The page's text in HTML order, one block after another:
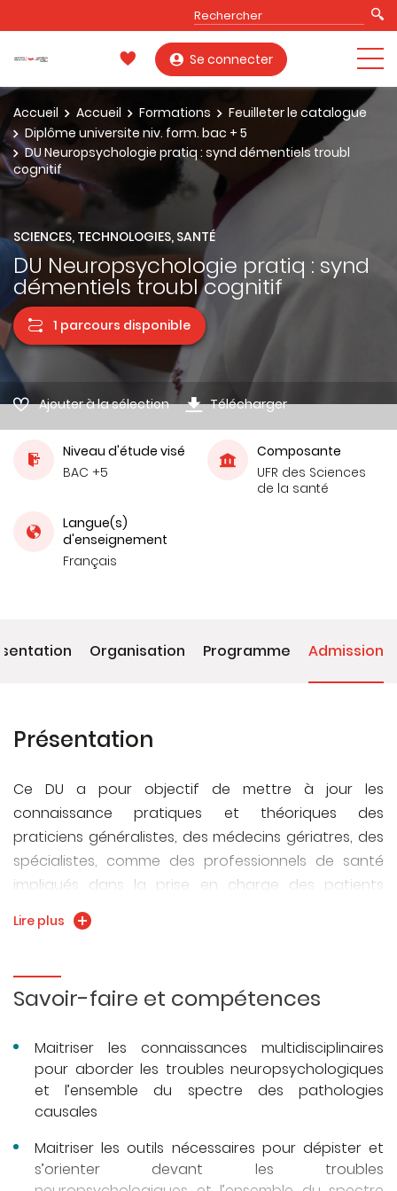
Se connecter
Accueil Accueil Formations
Feuilleter le catalogue
Diplôme universite niv. form. bac + 5
DU Neuropsychologie pratiq : synd démentiels troubl
cognitif
SCIENCES, TECHNOLOGIES, SANTÉ
DU Neuropsychologie pratiq : synd
démentiels troubl cognitif
1 parcours disponible
Ajouter à la sélection Télécharger
Niveau d'étude visé
BAC +5
Composante
UFR des Sciences
de la santé
Langue(s)
d'enseignement
Français
Organisation Programme Admission
Présentation
Ce DU a pour objectif de mettre à jour les
connaissance pratiques et théoriques des
praticiens généralistes, des médecins gériatres, des
spécialistes, comme des professionnels de santé
impliqués dans la prise en charge des patients
présentant des troubles cognitifs potentiels ou
avérés, pour leur permettre de mieux appréhender
cours des lésions cérébrales. La formation
permettra également l’évaluation des pratiques
s’intégrant dans le développement professionnel
continue des professionnels de santé. L’objectif est
d’assurer aux étudiants et aux professionnels une
neurologique pouvant entrainer un trouble cognitif,
ainsi que leur permettre de réaliser une évaluation
Lire plus
Savoir-faire et compétences
Maitriser les connaissances multidisciplinaires
pour aborder les troubles neuropsychologiques
et l’ensemble du spectre des pathologies
causales
Maitriser les outils nécessaires pour dépister et
s’orienter devant les troubles